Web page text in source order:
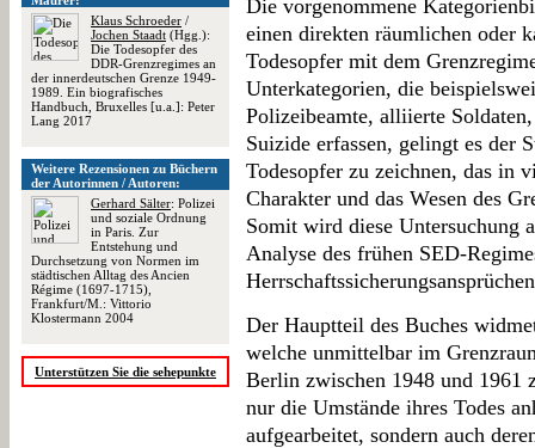
Klaus Schroeder /
Jochen Staadt (Hgg.):
Die Todesopfer des
DDR-Grenzregimes an
der innerdeutschen Grenze 1949-
1989. Ein biografisches
Handbuch, Bruxelles [u.a.]: Peter
Lang 2017
Weitere Rezensionen zu Büchern
der Autorinnen / Autoren:
Gerhard Sälter: Polizei
und soziale Ordnung
in Paris. Zur
Entstehung und
Durchsetzung von Normen im
städtischen Alltag des Ancien
Régime (1697-1715),
Frankfurt/M.: Vittorio
Klostermann 2004
Unterstützen Sie die sehepunkte
Die vorgenommene
einen direkten räumlichen oder
Todesopfer mit dem
Unterkategorien, die
Polizeibeamte, alliierte
Suizide erfassen, gelingt es der
Todesopfer zu zeichnen, das in
Charakter und das Wesen des
Somit wird diese Untersuchung
Analyse des frühen SED-
Der Hauptteil des Buches
welche unmittelbar im
Berlin zwischen 1948 und 1961
nur die Umstände ihres Todes
aufgearbeitet, sondern auch